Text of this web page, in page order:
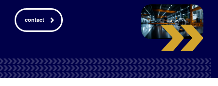
contact